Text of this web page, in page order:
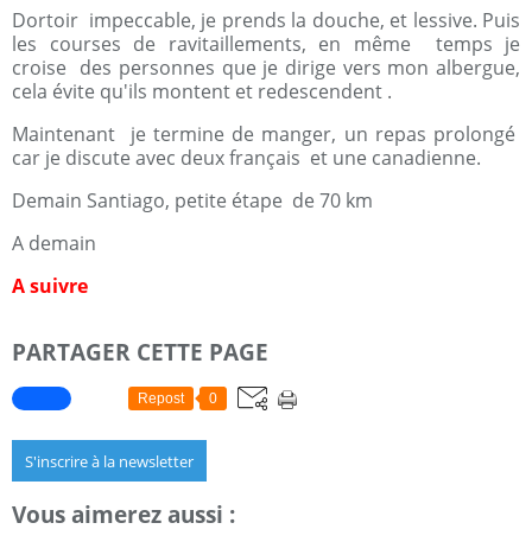
Dortoir impeccable, je prends la douche, et lessive. Puis
les courses de ravitaillements, en même temps je
croise des personnes que je dirige vers mon albergue,
cela évite qu'ils montent et redescendent .
Maintenant je termine de manger, un repas prolongé
car je discute avec deux français et une canadienne.
Demain Santiago, petite étape de 70 km
A demain
A suivre
PARTAGER CETTE PAGE
Repost 0
S'inscrire à la newsletter
Vous aimerez aussi :